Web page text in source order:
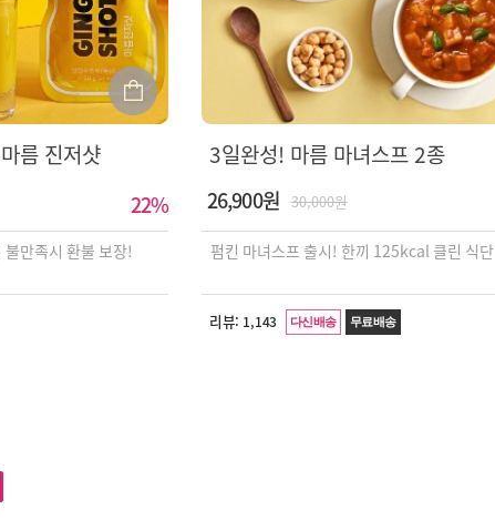
름 진저샷
22%
압도적인 국내산 생강 함량 27g! 불만족시 환불 보장!
3일완성! 마름 마녀스프 2종
26,900원 30,000원
펌킨 마녀스프 출시! 한끼 125kcal 클린 식단
리뷰: 1,143 다신배송 무료배송